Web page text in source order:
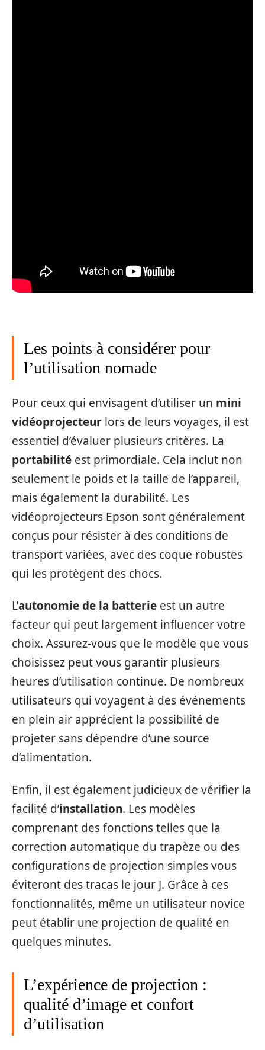
Les points à considérer pour
l’utilisation nomade
Pour ceux qui envisagent d’utiliser un mini
vidéoprojecteur lors de leurs voyages, il est
essentiel d’évaluer plusieurs critères. La
portabilité est primordiale. Cela inclut non
seulement le poids et la taille de l’appareil,
mais également la durabilité. Les
vidéoprojecteurs Epson sont généralement
conçus pour résister à des conditions de
transport variées, avec des coque robustes
qui les protègent des chocs.
L’autonomie de la batterie est un autre
facteur qui peut largement influencer votre
choix. Assurez-vous que le modèle que vous
choisissez peut vous garantir plusieurs
heures d’utilisation continue. De nombreux
utilisateurs qui voyagent à des événements
en plein air apprécient la possibilité de
projeter sans dépendre d’une source
d’alimentation.
Enfin, il est également judicieux de vérifier la
facilité d’installation. Les modèles
comprenant des fonctions telles que la
correction automatique du trapèze ou des
configurations de projection simples vous
éviteront des tracas le jour J. Grâce à ces
fonctionnalités, même un utilisateur novice
peut établir une projection de qualité en
quelques minutes.
L’expérience de projection :
qualité d’image et confort
d’utilisation